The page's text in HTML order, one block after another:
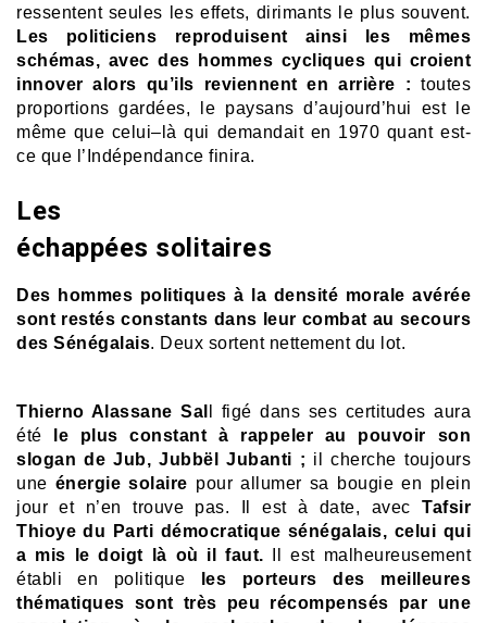
ressentent seules les effets, dirimants le plus souvent.
Les politiciens reproduisent ainsi les mêmes
schémas, avec des hommes cycliques qui croient
innover alors qu’ils reviennent en arrière : toutes
proportions gardées, le paysans d’aujourd’hui est le
même que celui–là qui demandait en 1970 quant est-
ce que l’Indépendance finira.
Les
échappées solitaires
Des hommes politiques à la densité morale avérée
sont restés constants dans leur combat au secours
des Sénégalais. Deux sortent nettement du lot.
Thierno Alassane Sal
l figé dans ses certitudes aura
été
le plus constant à rappeler au pouvoir son
slogan de Jub, Jubbël Jubanti ; il cherche toujours
une énergie solaire pour allumer sa bougie en plein
jour et n’en trouve pas. Il est à date, avec Tafsir
Thioye du Parti démocratique sénégalais, celui qui
a mis le doigt là où il faut.
Il est malheureusement
établi en politique les porteurs des meilleures
thématiques sont très peu récompensés par une